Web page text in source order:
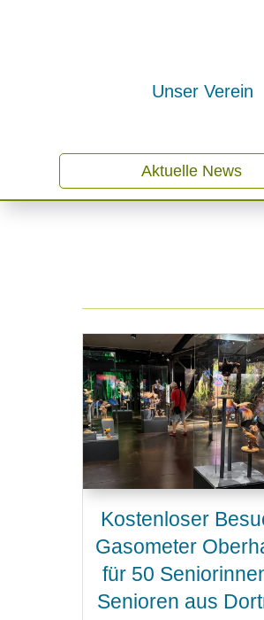
Unser Verein
Aktuelle News
Kostenloser
Gasometer
für 50
Senioren aus